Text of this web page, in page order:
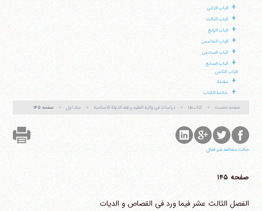
+ الباب الثانی
+ الباب الثالث
+ الباب الرابع
+ الباب الخامس
+ الباب السادس
+
الباب السابع
الباب الثامن
+ مقدمة
+ خاتمة الکتاب
صفحه نخست کتاب‌ها دراسات فی ولایة الفقیه و فقه الدولة الاسلامیة جلد اول صفحه ۱۴۵
حالت مطالعه غیر فعال
صفحه ۱۴۵
الفصل الثالث عشر فیما ورد فی القصاص و الدیات